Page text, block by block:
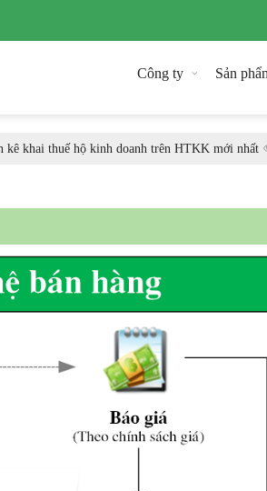
Công ty Sản
khai thuế hộ kinh doanh trên HTKK mới nhất